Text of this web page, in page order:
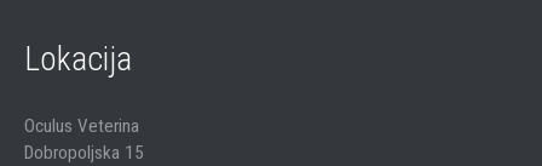
Lokacija
Oculus Veterina
Dobropoljska 15